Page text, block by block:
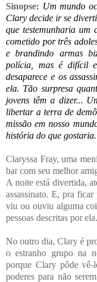
Sinopse: Um mundo
Clary decide ir se
que testemunharia um
cometido por três
e brandindo armas
polícia, mas é difícil
desaparece e os
ela. Tão surpresa
jovens têm a dizer...
libertar a terra de
missão em nosso
história do que gostaria.
Claryssa Fray, uma
bar com seu melhor
A noite está divertida,
assassinato. E, pra
viu ou ouviu alguma
pessoas descritas por ela.
No outro dia, Clary é
o estranho grupo na
porque Clary pôde vê-
poderes para não